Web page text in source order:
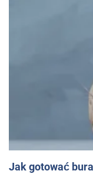
Jak gotować